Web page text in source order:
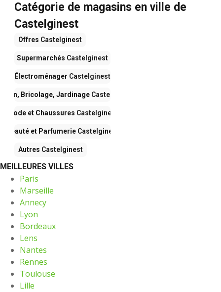
Catégorie de magasins en ville de
Castelginest
Offres Castelginest
Supermarchés Castelginest
Électroménager Castelginest
Bricolage, JardinageCastelginest
Mode et Chaussures Castelginest
Beauté et ParfumerieCastelginest
Autres Castelginest
MEILLEURES VILLES
Paris
Marseille
Annecy
Lyon
Bordeaux
Lens
Nantes
Rennes
Toulouse
Lille